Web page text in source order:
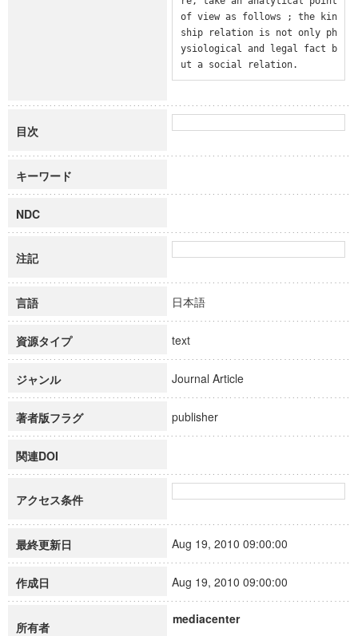
of view as follows ; the kin
ship relation is not only ph
ysiological and legal fact b
ut a social relation.
目次
キーワード
NDC
注記
言語 日本語
資源タイプ text
ジャンル Journal Article
著者版フラグ publisher
関連DOI
アクセス条件
最終更新日 Aug 19, 2010 09:00:00
作成日 Aug 19, 2010 09:00:00
所有者
mediacenter